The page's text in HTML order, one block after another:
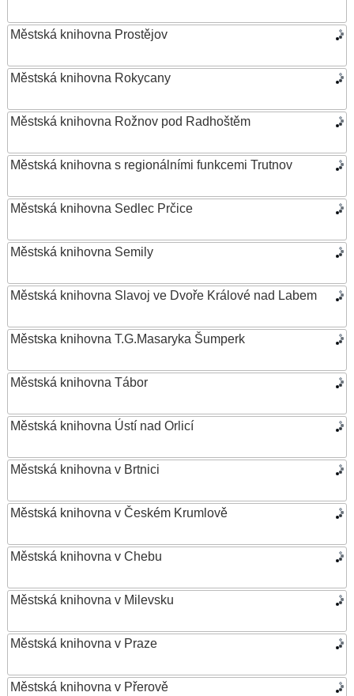
Městská knihovna Prostějov
Městská knihovna Rokycany
Městská knihovna Rožnov pod Radhoštěm
Městská knihovna s regionálními funkcemi Trutnov
Městská knihovna Sedlec Prčice
Městská knihovna Semily
Městská knihovna Slavoj ve Dvoře Králové nad Labem
Městska knihovna T.G.Masaryka Šumperk
Městská knihovna Tábor
Městská knihovna Ústí nad Orlicí
Městská knihovna v Brtnici
Městská knihovna v Českém Krumlově
Městská knihovna v Chebu
Městská knihovna v Milevsku
Městská knihovna v Praze
Městská knihovna v Přerově